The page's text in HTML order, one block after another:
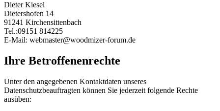
Dieter Kiesel
Dietershofen 14
91241 Kirchensittenbach
Tel.:09151 814225
E-Mail: webmaster@woodmizer-forum.de
Ihre Betroffenenrechte
Unter den angegebenen Kontaktdaten unseres
Datenschutzbeauftragten können Sie jederzeit folgende Rechte
ausüben: